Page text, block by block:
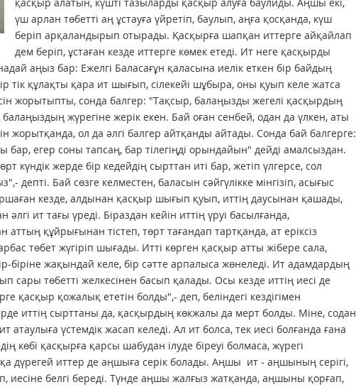
үш арлан төбетті аң ұстауға үйретіп, баулып, аңға қосқанда, күш
беріп арқаландырып отырады. Қасқырға шапқан иттерге айқайлап
дем беріп, ұстаған кезде иттерге көмек етеді. Ит неге қасқырды
аңыз бар: Ежелгі Баласағұн қаласына иелік еткен бір байдың
тік құлақты қара ит шығып, сілекейі шұбыра, оны қуып келе жатса
жорытыпты, сонда балгер: "Тақсыр, балаңызды жегелі қасқырдың
жүрегіне жерік екен. Бай оған сенбей, одан да үлкен, аты
жорытқанда, ол да әлгі балгер айтқанды айтады. Сонда бай балгерге:
егер соны тапсаң, бар тілегіңді орындайын" дейді амалсыздан.
күндік жерде бір кедейдің сырттан иті бар, жетіп үлгерсе, сол
депті. Бай сөзге келместен, баласын сәйгүлікке мінгізіп, асығыс
кезде, алдынан қасқыр шығып қуып, иттің даусынан қашады,
ит тағы үреді. Біраздан кейін иттің үруі басылғанда,
құйрығынан тістеп, төрт тағандап тартқанда, ат еріксіз
төбет жүгіріп шығады. Итті көрген қасқыр атты жібере сала,
жақындай келе, бір сәтте арпалыса жөнеледі. Ит адамдардың
төбетті желкесінен басып қалады. Осы кезде иттің иесі де
қасқыр қожалық ететін болды",- деп, беліндегі кездігімен
иттің сырттаны да, қасқырдың көкжалы да мерт болды. Міне, содан
атаулыға үстемдік жасап келеді. Ал ит болса, тек иесі болғанда ғана
көбі қасқырға қарсы шабудан ілуде біреуі болмаса, жүрегі
дүрегей иттер де аңшыға серік болады. Аңшы ит - аңшының серігі,
иесіне белгі береді. Түнде аңшы жалғыз жатқанда, аңшыны қорғап,